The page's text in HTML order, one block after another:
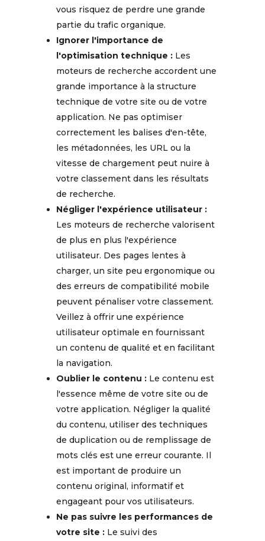
vous risquez de perdre une grande
partie du trafic organique.
Ignorer l'importance de
l'optimisation technique :Les
moteurs de recherche accordent une
grande importance à la structure
technique de votre site ou de votre
application. Ne pas optimiser
correctement les balises d'en-tête,
les métadonnées, les URL ou la
vitesse de chargement peut nuire à
votre classement dans les résultats
de recherche.
Négliger l'expérience utilisateur :
Les moteurs de recherche valorisent
de plus en plus l'expérience
utilisateur. Des pages lentes à
charger, un site peu ergonomique ou
des erreurs de compatibilité mobile
peuvent pénaliser votre classement.
Veillez à offrir une expérience
utilisateur optimale en fournissant
un contenu de qualité et en facilitant
la navigation.
Oublier le contenu :Le contenu est
l'essence même de votre site ou de
votre application. Négliger la qualité
du contenu, utiliser des techniques
de duplication ou de remplissage de
mots clés est une erreur courante. Il
est important de produire un
contenu original, informatif et
engageant pour vos utilisateurs.
Ne pas suivre les performances de
votre site :Le suivi des